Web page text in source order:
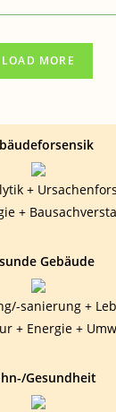
STEUERN
ESSVERHALTEN
LOAD MORE
+
+
Gebäude
sanierung +
+ Energie +
Gesundheit